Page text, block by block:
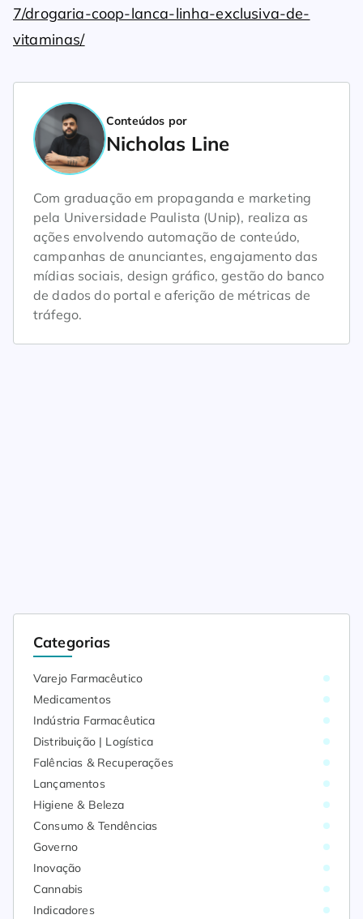
7/drogaria-coop-lanca-linha-exclusiva-de-
vitaminas/
Conteúdos por
Nicholas Line
Com graduação em propaganda e marketing
pela Universidade Paulista (Unip), realiza as
ações envolvendo automação de conteúdo,
campanhas de anunciantes, engajamento das
mídias sociais, design gráfico, gestão do banco
de dados do portal e aferição de métricas de
tráfego.
Categorias
Varejo Farmacêutico
Medicamentos
Indústria Farmacêutica
Distribuição | Logística
Falências & Recuperações
Lançamentos
Higiene & Beleza
Consumo & Tendências
Governo
Inovação
Cannabis
Indicadores